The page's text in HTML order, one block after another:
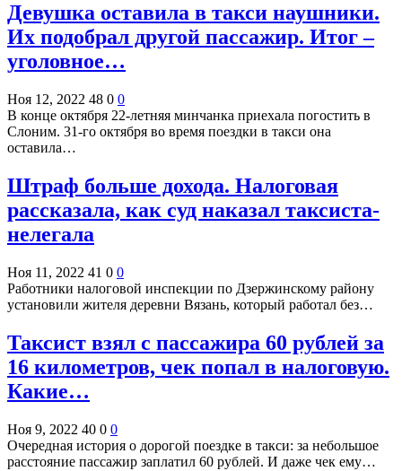
Девушка оставила в такси наушники.
Их подобрал другой пассажир. Итог –
уголовное…
Ноя 12, 2022 48 0 0
В конце октября 22-летняя минчанка приехала погостить в
Слоним. 31-го октября во время поездки в такси она
оставила…
Штраф больше дохода. Налоговая
рассказала, как суд наказал таксиста-
нелегала
Ноя 11, 2022 41 0 0
Работники налоговой инспекции по Дзержинскому району
установили жителя деревни Вязань, который работал без…
Таксист взял с пассажира 60 рублей за
16 километров, чек попал в налоговую.
Какие…
Ноя 9, 2022 40 0 0
Очередная история о дорогой поездке в такси: за небольшое
расстояние пассажир заплатил 60 рублей. И даже чек ему…